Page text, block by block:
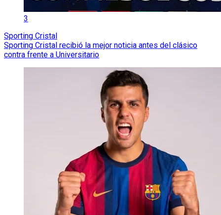
3
Sporting Cristal
Sporting Cristal recibió la mejor noticia antes del clásico
contra frente a Universitario